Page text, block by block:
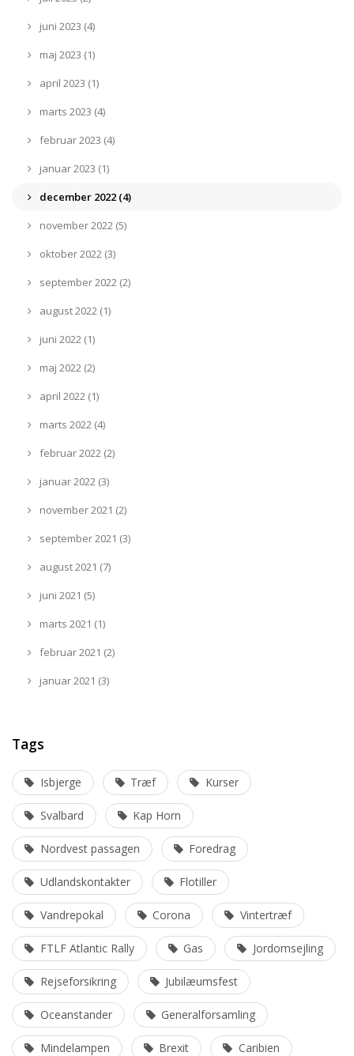
juni 2023 (4)
maj 2023 (1)
april 2023 (1)
marts 2023 (4)
februar 2023 (4)
januar 2023 (1)
december 2022 (4)
november 2022 (5)
oktober 2022 (3)
september 2022 (2)
august 2022 (1)
juni 2022 (1)
maj 2022 (2)
april 2022 (1)
marts 2022 (4)
februar 2022 (2)
januar 2022 (3)
november 2021 (2)
september 2021 (3)
august 2021 (7)
juni 2021 (5)
marts 2021 (1)
februar 2021 (2)
januar 2021 (3)
Tags
Isbjerge Træf Kurser
Svalbard Kap Horn
Nordvest passagen Foredrag
Udlandskontakter Flotiller
Vandrepokal Corona Vintertræf
FTLF Atlantic Rally Gas Jordomsejling
Rejseforsikring Jubilæumsfest
Oceanstander Generalforsamling
Mindelampen Brexit Caribien